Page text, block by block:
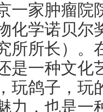
一家肿瘤
化学诺贝尔
所所长）。
是一种文化
玩鸽子，玩
力，也是一